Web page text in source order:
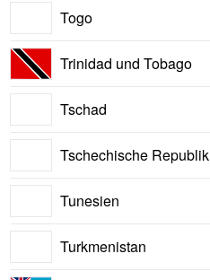
Togo
Trinidad und Tobago
Tschad
Tschechische Republik
Tunesien
Turkmenistan